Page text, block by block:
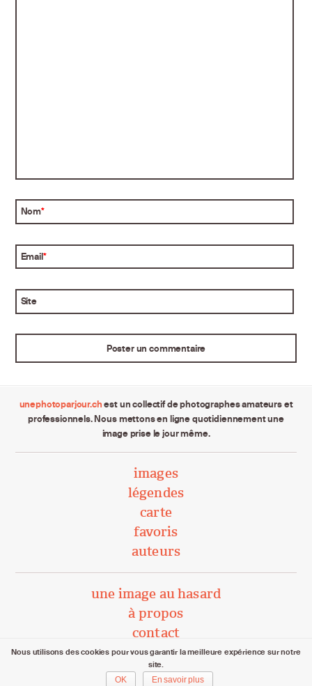
Nom*
Email*
Site
unephotoparjour.chest un collectif de photographes amateurs et
professionnels. Nous mettons en ligne quotidiennement une
image prise le jour même.
images
légendes
carte
favoris
auteurs
une image au hasard
à propos
contact
unephotoparjour.ch/ 2015 – 2026
Tous droits réservés aux auteurs respectifs.
Nous utilisons des cookies pour vous garantir la meilleure expérience sur notre
site.
OK
En savoir plus